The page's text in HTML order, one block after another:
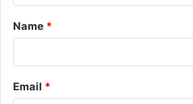
Name *
Email *